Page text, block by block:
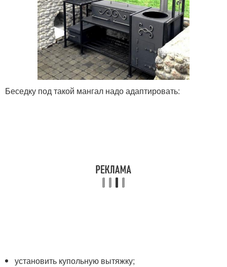
Беседку под такой мангал надо адаптировать:
установить купольную вытяжку;